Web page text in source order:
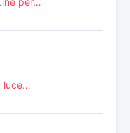
luce…